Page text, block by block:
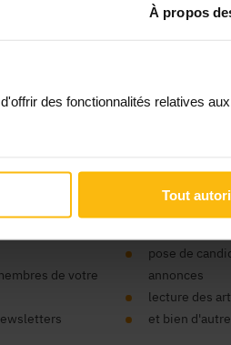
À propos
des fonctionnalités relatives
Tout
lié à cet
de votre
Vos
consultation
pose de
annonces
lecture des
et bien